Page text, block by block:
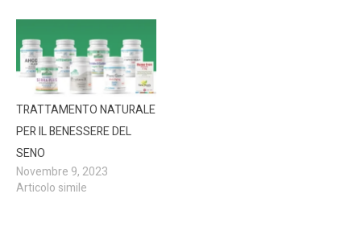
TRATTAMENTO NATURALE
PER IL BENESSERE DEL
SENO
Novembre 9, 2023
Articolo simile